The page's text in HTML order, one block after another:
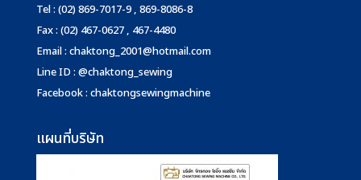
Tel : (02) 869-7017-9 , 869-8086-8
Fax : (02) 467-0627 , 467-4480
Email : chaktong_2001@hotmail.com
Line ID : @chaktong_sewing
Facebook : chaktongsewingmachine
แผนที่บริษัท